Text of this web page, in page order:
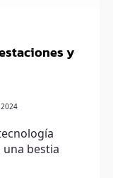
y
2024
una bestia